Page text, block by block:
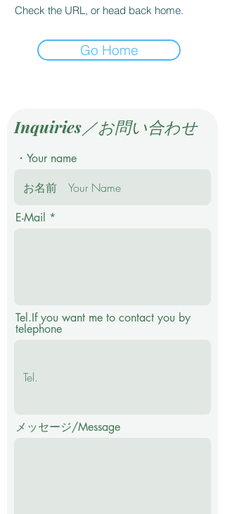
Check the URL, or head back home.
Go Home
Inquiries／お問い合わせ
・Your name
E-Mail
Tel.If you want me to contact you by
telephone
メッセージ/Message